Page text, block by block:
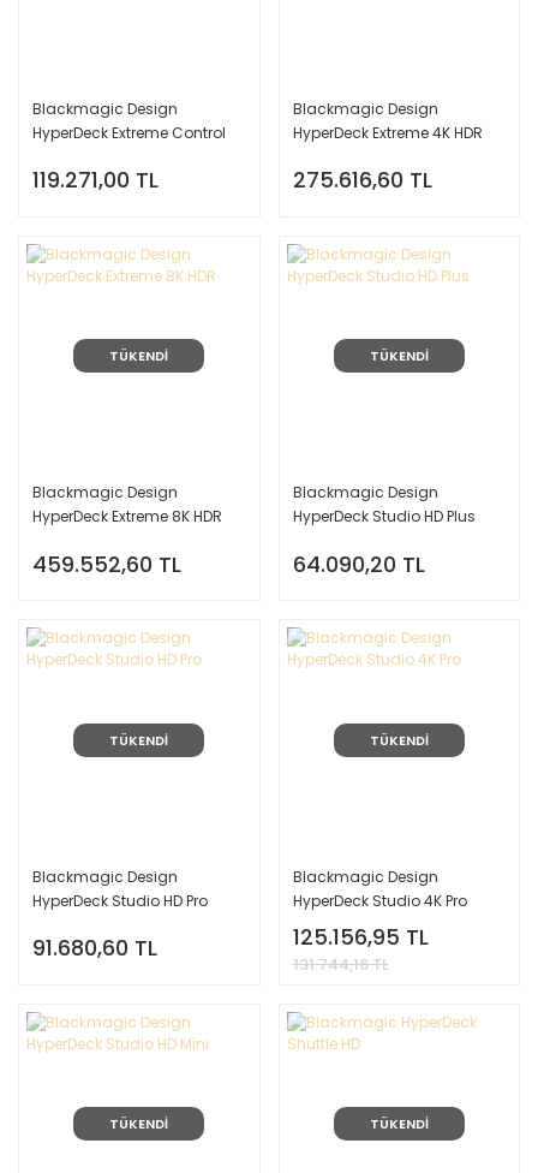
Blackmagic Design
HyperDeck Extreme Control
119.271,00 TL
Blackmagic Design
HyperDeck Extreme 4K HDR
275.616,60 TL
TÜKENDİ
Blackmagic Design
HyperDeck Extreme 8K HDR
459.552,60 TL
TÜKENDİ
Blackmagic Design
HyperDeck Studio HD Plus
64.090,20 TL
TÜKENDİ
Blackmagic Design
HyperDeck Studio HD Pro
91.680,60 TL
TÜKENDİ
Blackmagic Design
HyperDeck Studio 4K Pro
125.156,95 TL
131.744,16 TL
TÜKENDİ TÜKENDİ